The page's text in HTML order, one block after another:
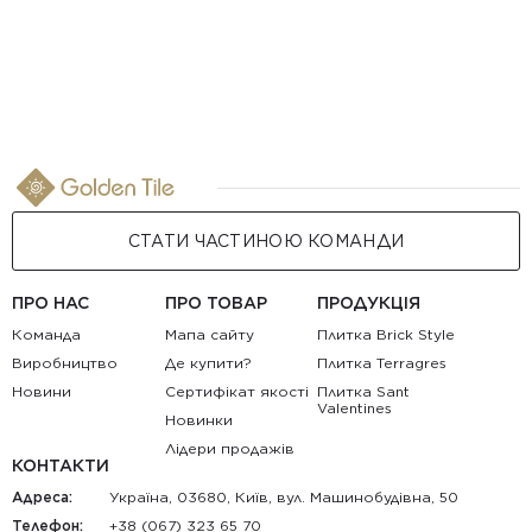
СТАТИ ЧАСТИНОЮ КОМАНДИ
ПРО НАС
Команда
Виробництво
Новини
ПРО ТОВАР
Мапа сайту
Де купити?
Сертифікат якості
Новинки
Лідери продажів
ПРОДУКЦІЯ
Плитка Brick Style
Плитка Terragres
Плитка Sant
Valentines
КОНТАКТИ
Адреса:
Україна, 03680, Київ, вул. Машинобудівна, 50
Телефон:
+38 (067) 323 65 70